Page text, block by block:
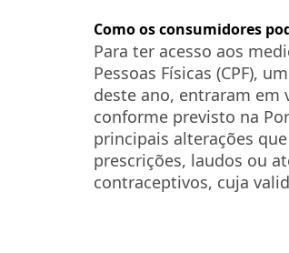
Como os consumidores
Para ter acesso aos
Pessoas Físicas (CPF),
deste ano, entraram em
conforme previsto na
principais alterações
prescrições, laudos ou
contraceptivos, cuja